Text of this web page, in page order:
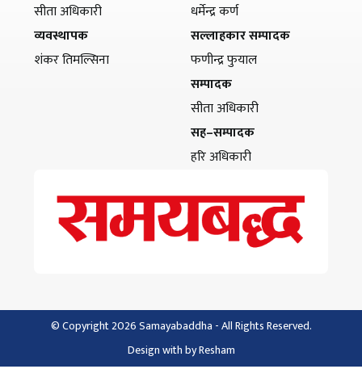
सीता अधिकारी
व्यवस्थापक
शंकर तिमल्सिना
धर्मेन्द्र कर्ण
सल्लाहकार सम्पादक
फणीन्द्र फुयाल
सम्पादक
सीता अधिकारी
सह–सम्पादक
हरि अधिकारी
© Copyright 2026 Samayabaddha - All Rights Reserved.
Design withbyResham